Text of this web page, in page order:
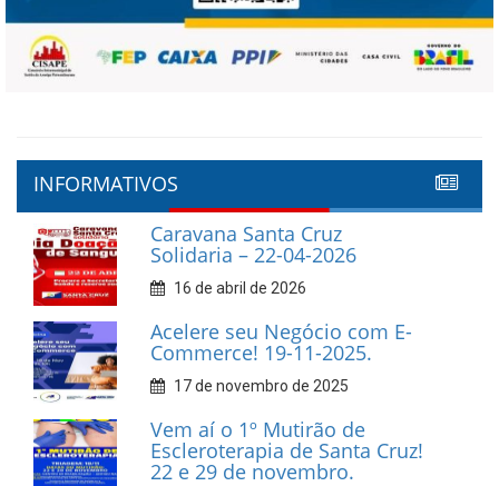
INFORMATIVOS
Caravana Santa Cruz
Solidaria – 22-04-2026
16 de abril de 2026
Acelere seu Negócio com E-
Commerce! 19-11-2025.
17 de novembro de 2025
Vem aí o 1º Mutirão de
Escleroterapia de Santa Cruz!
22 e 29 de novembro.